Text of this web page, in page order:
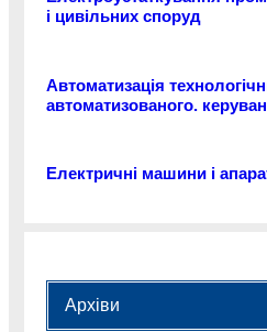
і цивільних споруд
Автоматизація
автоматизованого.
Електричні машини і
Архіви